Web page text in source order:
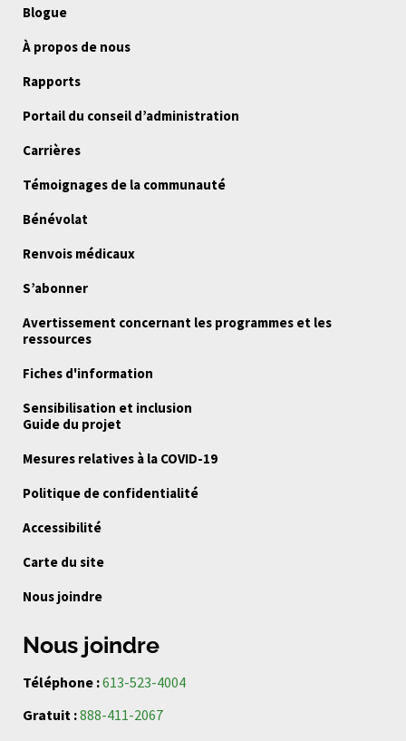
Blogue
À propos de nous
Rapports
Portail du conseil d’administration
Carrières
Témoignages de la communauté
Bénévolat
Renvois médicaux
S’abonner
Avertissement concernant les programmes et les
ressources
Fiches d'information
Sensibilisation et inclusion
Guide du projet
Mesures relatives à la COVID-19
Politique de confidentialité
Accessibilité
Carte du site
Nous joindre
Nous joindre
Téléphone :613-523-4004
Gratuit :888-411-2067